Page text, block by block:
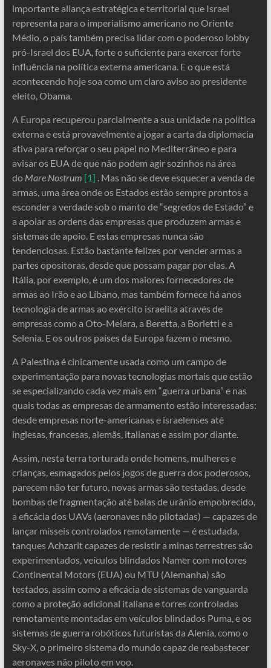
importante aliança estratégica e territorial que Israel
representa para o imperialismo americano no Oriente
Médio, o país também precisa lidar com o poderoso lobby
pró-Israel dos EUA, forte o suficiente para exercer forte
influência na política externa americana. E o que está
acontecendo hoje soa como um claro aviso ao presidente
eleito, Obama.
A Europa recuperou parcialmente a sua unidade na política
externa e está provavelmente a jogar a carta da diplomacia
ativa para reforçar o seu papel no Mediterrâneo e para
avisar os EUA de que não podem agir sozinhos na área
do Mare Nostrum [1] . Mas não se deve esquecer a venda de
armas, uma área onde os Estados estão sempre prontos a
esconder a verdade sob o manto de “segredos de Estado” e
a apoiar as ordens das empresas que produzem armas e
sistemas de apoio. E estas empresas nunca são
tendenciosas. Estão bastante felizes por vender armas a
partes opositoras, desde que possam pagar por elas. A
Itália, por exemplo, é um dos maiores fornecedores de
armas ao Irão e ao Líbano, mas também fornece há anos
tecnologia de armas ao exército israelita através de
empresas como a Oto-Melara, a Beretta, a Borletti e a
Selenia. E os outros países da Europa fazem o mesmo.
A Palestina é cinicamente usada como um campo de
experimentação para novas tecnologias mortais que estão
se especializando cada vez mais em “guerra urbana” e nas
quais todas as empresas de armamento estão interessadas:
desde empresas norte-americanas e israelenses até
inglesas, francesas, alemãs, italianas e assim por diante.
Assim, nesta terra torturada onde homens, mulheres e
crianças, esmagados pelos jogos de guerra dos poderosos,
parecem não ter futuro, novas armas são testadas, desde
bombas de fragmentação até balas de urânio empobrecido,
a eficácia dos UAVs (aeronaves não pilotadas) — capazes de
lançar mísseis controlados remotamente — é estudada,
tanques Achzarit capazes de resistir a minas terrestres são
experimentados, veículos blindados Namer com motores
Continental Motors (EUA) ou MTU (Alemanha) são
testados, assim como a eficácia de sistemas de vanguarda
como a proteção adicional italiana e torres controladas
remotamente montadas em veículos blindados Puma, e os
sistemas de guerra robóticos futuristas da Alenia, como o
Sky-X, o primeiro sistema do mundo capaz de reabastecer
aeronaves não piloto em voo.